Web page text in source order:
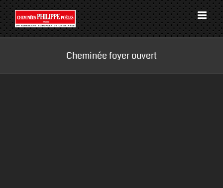
Passer
au
contenu
Cheminée foyer ouvert